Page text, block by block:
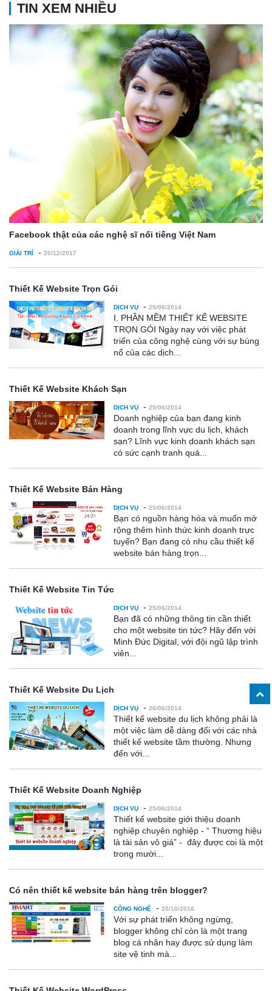
TIN XEM NHIỀU
Facebook thật của các nghệ sĩ nổi tiếng Việt Nam
GIẢI TRÍ - 20/12/2017
Thiết Kế Website Trọn Gói
DỊCH VỤ - 25/06/2014
I. PHẦN MỀM THIẾT KẾ WEBSITE
TRỌN GÓI Ngày nay với việc phát
triển của công nghệ cùng với sự bùng
nổ của các dịch...
Thiết Kế Website Khách Sạn
DỊCH VỤ - 25/06/2014
Doanh nghiệp của bạn đang kinh
doanh trong lĩnh vực du lịch, khách
sạn? Lĩnh vực kinh doanh khách sạn
có sức cạnh tranh quá...
Thiết Kế Website Bán Hàng
DỊCH VỤ - 25/06/2014
Bạn có nguồn hàng hóa và muốn mở
rộng thêm hình thức kinh doanh trực
tuyến? Bạn đang có nhu cầu thiết kế
website bán hàng trọn...
Thiết Kế Website Tin Tức
DỊCH VỤ - 25/06/2014
Bạn đã có những thông tin cần thiết
cho một website tin tức? Hãy đến với
Minh Đức Digital, với đội ngũ lập trình
viên...
Thiết Kế Website Du Lịch
DỊCH VỤ - 26/06/2014
Thiết kế website du lịch không phải là
một việc làm dễ dàng đối với các nhà
thiết kế website tầm thường. Nhưng
đến với...
Thiết Kế Website Doanh Nghiệp
DỊCH VỤ - 25/06/2014
Thiết kế website giới thiệu doanh
nghiệp chuyên nghiệp - “ Thương hiệu
là tài sản vô giá” - đây được coi là một
trong mười...
Có nên thiết kế website bán hàng trên blogger?
CÔNG NGHỆ - 20/10/2016
Với sự phát triển không ngừng,
blogger không chỉ còn là một trang
blog cá nhân hay được sử dụng làm
site vệ tinh mà...